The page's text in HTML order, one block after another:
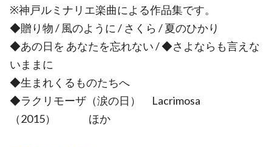
※神戸ルミナリエ楽曲による作品集です。
◆贈り物 / 風のように / さくら / 夏のひかり
◆あの日を あなたを忘れない / ◆さよならも言えな
いままに
◆生まれくるものたちへ
◆ラクリモーザ（涙の日） Lacrimosa
（2015） ほか